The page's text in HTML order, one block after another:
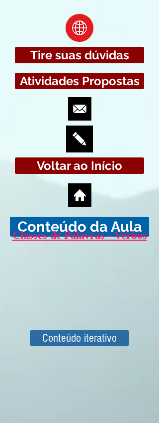
Tire suas dúvidas
Atividades Propostas
Voltar ao Início
Conteúdo da Aula
Classes de Palavras - Verbos
Conteúdo iterativo